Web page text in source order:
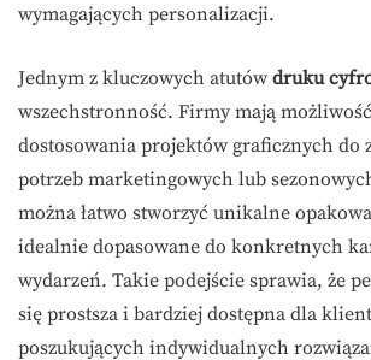
wymagających personalizacji.
Jednym z kluczowych atutów druku
wszechstronność. Firmy mają
dostosowania projektów graficznych do
potrzeb marketingowych lub
można łatwo stworzyć unikalne
idealnie dopasowane do konkretnych
wydarzeń. Takie podejście sprawia, że
się prostsza i bardziej dostępna dla
poszukujących indywidualnych